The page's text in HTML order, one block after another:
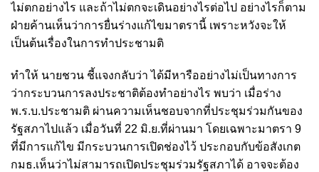
ไม่ตกอย่างไร และถ้าไม่ตกจะเดินอย่างไรต่อไป อย่างไรก็ตาม
ฝ่ายค้านเห็นว่าการยื่นร่างแก้ไขมาตรานี้ เพราะหวังจะให้
เป็นต้นเรื่องในการทำประชามติ
ทำให้ นายชวน ชี้แจงกลับว่า ได้มีหารืออย่างไม่เป็นทางการ
ว่ากระบวนการลงประชาติต้องทำอย่างไร พบว่า เมื่อร่าง
พ.ร.บ.ประชามติ ผ่านความเห็นชอบจากที่ประชุมร่วมกันของ
รัฐสภาไปแล้ว เมื่อวันที่ 22 มิ.ย.ที่ผ่านมา โดยเฉพาะมาตรา 9
ที่มีการแก้ไข มีกระบวนการเปิดช่องไว้ ประกอบกับข้อสังเกต
กมธ.เห็นว่าไม่สามารถเปิดประชุมร่วมรัฐสภาได้ อาจจะต้อง